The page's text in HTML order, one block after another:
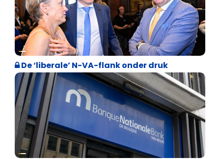
Binnenland politiek
De ‘liberale’ N-VA-flank onder druk
Binnenland politiek